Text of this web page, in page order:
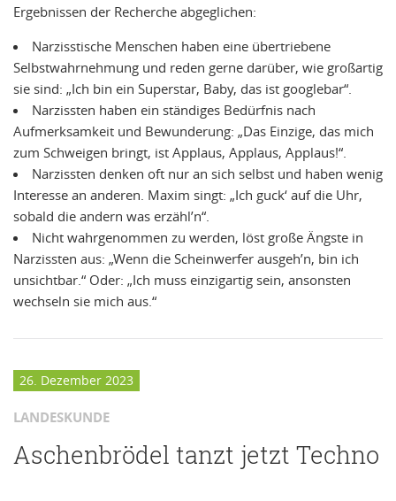
Ergebnissen der Recherche abgeglichen:
Narzisstische Menschen haben eine übertriebene
Selbstwahrnehmung und reden gerne darüber, wie großartig
sie sind: „Ich bin ein Superstar, Baby, das ist googlebar“.
Narzissten haben ein ständiges Bedürfnis nach
Aufmerksamkeit und Bewunderung: „Das Einzige, das mich
zum Schweigen bringt, ist Applaus, Applaus, Applaus!“.
Narzissten denken oft nur an sich selbst und haben wenig
Interesse an anderen. Maxim singt: „Ich guck‘ auf die Uhr,
sobald die andern was erzähl’n“.
Nicht wahrgenommen zu werden, löst große Ängste in
Narzissten aus: „Wenn die Scheinwerfer ausgeh’n, bin ich
unsichtbar.“ Oder: „Ich muss einzigartig sein, ansonsten
wechseln sie mich aus.“
26. Dezember 2023
LANDESKUNDE
Aschenbrödel tanzt jetzt Techno